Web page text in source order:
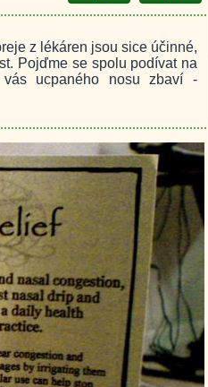
z lékáren jsou sice účinné,
Pojďme se spolu podívat na
vás ucpaného nosu zbaví -